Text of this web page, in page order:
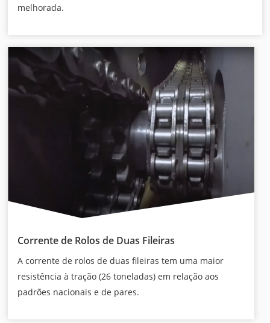
melhorada.
Corrente de Rolos de Duas Fileiras
A corrente de rolos de duas fileiras tem uma maior
resistência à tração (26 toneladas) em relação aos
padrões nacionais e de pares.